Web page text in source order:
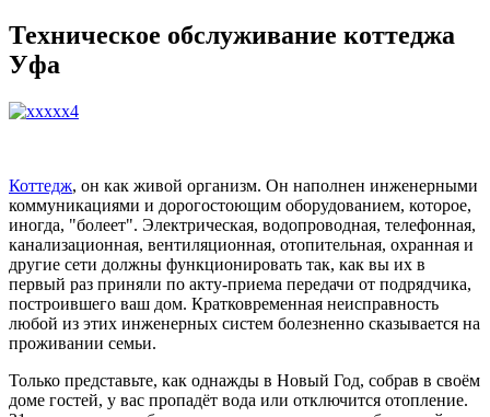
Техническое обслуживание коттеджа
Уфа
Коттедж, он как живой организм. Он наполнен инженерными
коммуникациями и дорогостоющим оборудованием, которое,
иногда, "болеет". Электрическая, водопроводная, телефонная,
канализационная, вентиляционная, отопительная, охранная и
другие сети должны функционировать так, как вы их в
первый раз приняли по акту-приема передачи от подрядчика,
построившего ваш дом. Кратковременная неисправность
любой из этих инженерных систем болезненно сказывается на
проживании семьи.
Только представьте, как однажды в Новый Год, собрав в своём
доме гостей, у вас пропадёт вода или отключится отопление.